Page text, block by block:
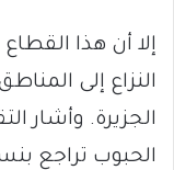
إلا أن هذا
النزاع إلى
الجزيرة. وأشار